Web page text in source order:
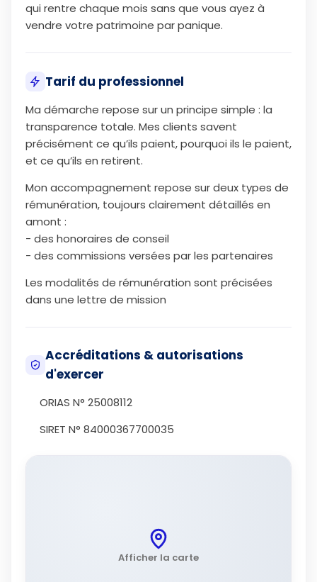
qui rentre chaque mois sans que vous ayez à
vendre votre patrimoine par panique.
Tarif du professionnel
Ma démarche repose sur un principe simple : la
transparence totale. Mes clients savent
précisément ce qu’ils paient, pourquoi ils le paient,
et ce qu’ils en retirent.
Mon accompagnement repose sur deux types de
rémunération, toujours clairement détaillés en
amont :
- des honoraires de conseil
- des commissions versées par les partenaires
Les modalités de rémunération sont précisées
dans une lettre de mission
Accréditations & autorisations
d'exercer
ORIAS N° 25008112
SIRET N° 84000367700035
Afficher la carte